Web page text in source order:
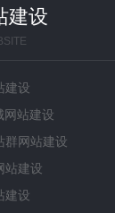
建设
建设
网站建设
群网站建设
站建设
建设